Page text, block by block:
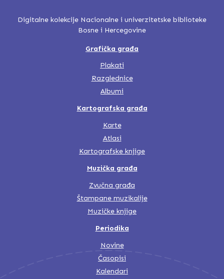
Digitalne kolekcije Nacionalne i univerzitetske biblioteke
Bosne i Hercegovine
Grafička građa
Plakati
Razglednice
Albumi
Kartografska građa
Karte
Atlasi
Kartografske knjige
Muzička građa
Zvučna građa
Štampane muzikalije
Muzičke knjige
Periodika
Novine
Časopisi
Kalendari